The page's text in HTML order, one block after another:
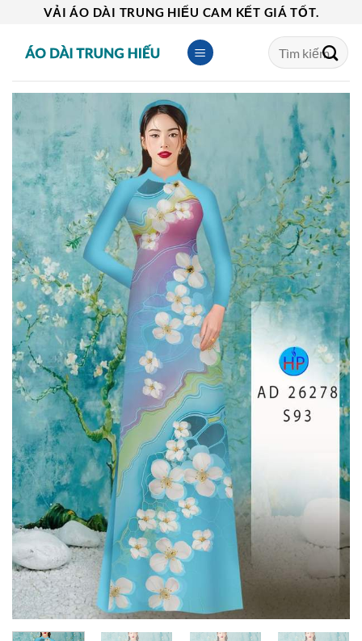
content
VẢI ÁO DÀI TRUNG HIẾU CAM KẾT GIÁ TỐT.
Tìm
kiếm: